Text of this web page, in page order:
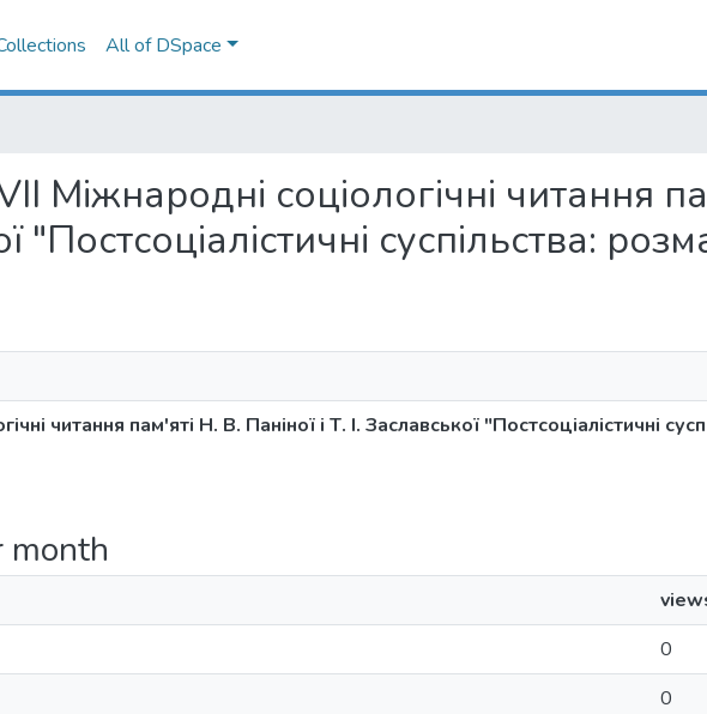
All of DSpace
Міжнародні соціологічні читання
"Постсоціалістичні суспільства:
читання пам'яті Н. В. Паніної і Т. І. Заславської "Постсоціалістичні
month
0
0